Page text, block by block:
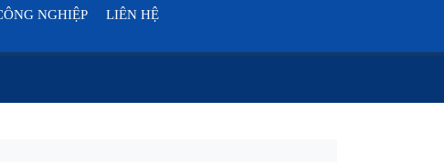
NGHIỆP LIÊN HỆ